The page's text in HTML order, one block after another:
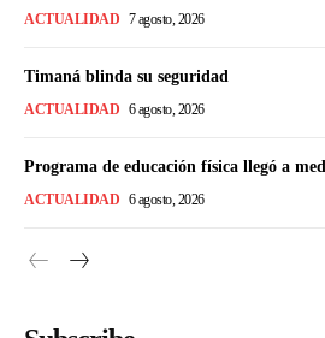
ACTUALIDAD 7 agosto, 2026
Timaná blinda su seguridad
ACTUALIDAD 6 agosto, 2026
Programa de educación física llegó a
ACTUALIDAD 6 agosto, 2026